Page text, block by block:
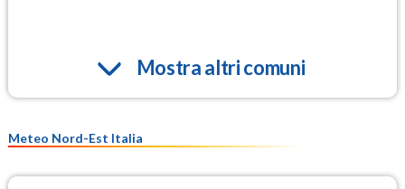
Mostra altri comuni
Meteo Nord-Est Italia